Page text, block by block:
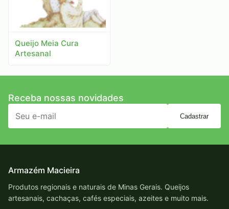
Queijo Meia Cura
Artesanal
Receba nossas novidades
Cadastrar
Armazém Macieira
Produtos regionais e naturais de Minas Gerais. Queijos
artesanais, cachaças, cafés especiais, azeites e muito mais.